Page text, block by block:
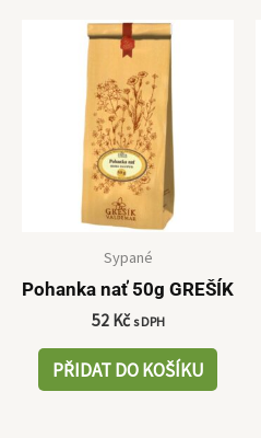
Sypané
Pohanka nať 50g GREŠÍK
52 Kč s DPH
PŘIDAT DO KOŠÍKU